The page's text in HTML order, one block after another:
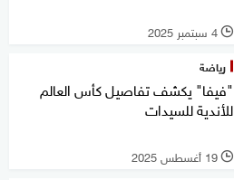
l 4 سبتمبر 2025
رياضة
"فيفا" يكشف تفاصيل كأس العالم
للأندية للسيدات
l 19 أغسطس 2025